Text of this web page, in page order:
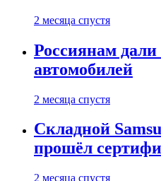
2 месяца спустя
Россиянам
автомобилей
2 месяца спустя
Складной
прошёл
2 месяца спустя